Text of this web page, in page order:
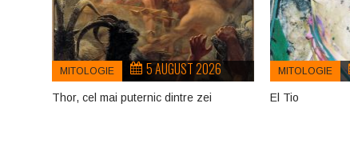
MITOLOGIE 5 AUGUST 2026
Thor, cel mai puternic dintre zei
MITOLOGIE
El Tio